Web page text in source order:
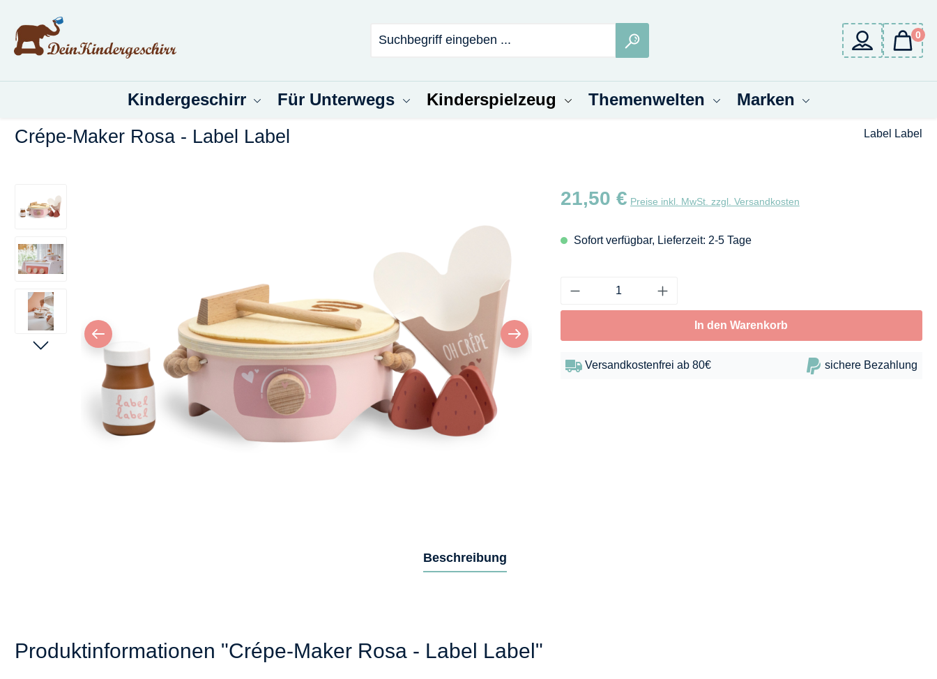
Hauptinhalt springen
Zur Suche springen
0
Kindergeschirr Für Unterwegs Kinderspielzeug Themenwelten Marken
Crépe-Maker Rosa - Label Label Label Label
Regulärer Preis:
21,50 € Preise inkl. MwSt. zzgl. Versandkosten
Sofort verfügbar, Lieferzeit: 2-5 Tage
In den Warenkorb
Versandkostenfrei ab 80€ sichere Bezahlung
Beschreibung
Produktinformationen "Crépe-Maker Rosa - Label Label"